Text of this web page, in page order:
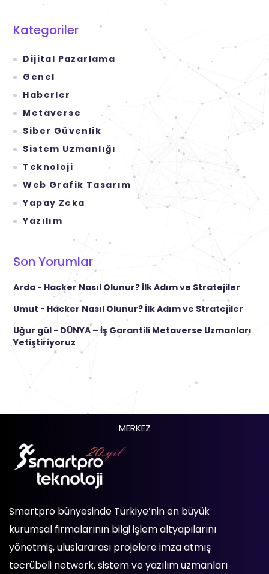
Kategoriler
Dijital Pazarlama
Genel
Haberler
Metaverse
Siber Güvenlik
Sistem Uzmanlığı
Teknoloji
Web Grafik Tasarım
Yapay Zeka
Yazılım
Son Yorumlar
Arda - Hacker Nasıl Olunur? İlk Adım ve Stratejiler
Umut - Hacker Nasıl Olunur? İlk Adım ve Stratejiler
Uğur gül - DÜNYA – İş Garantili Metaverse Uzmanları
Yetiştiriyoruz
MERKEZ
Smartpro bünyesinde Türkiye’nin en büyük
kurumsal firmalarının bilgi işlem altyapılarını
yönetmiş, uluslararası projelere imza atmış
tecrübeli network, sistem ve yazılım uzmanları